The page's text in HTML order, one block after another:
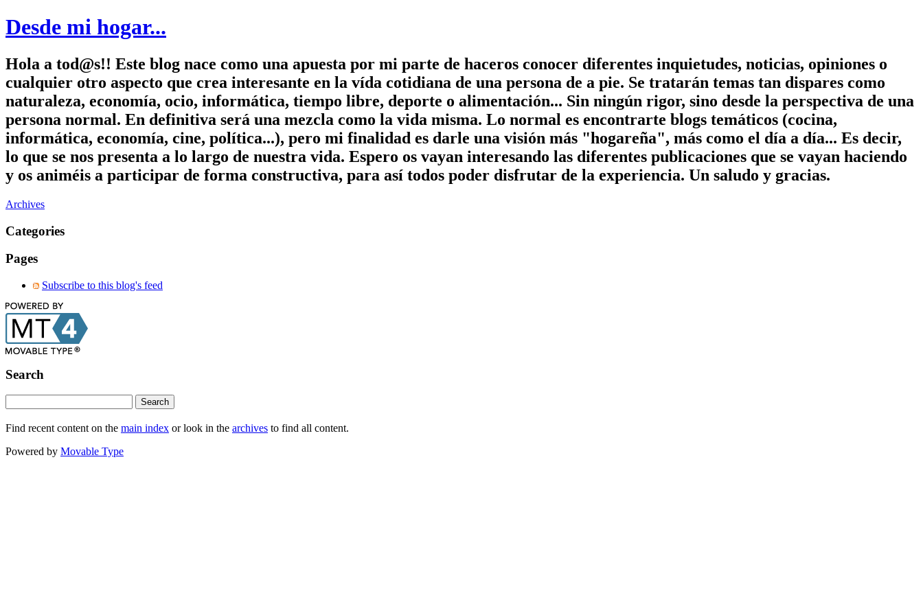
Desde mi hogar...
Hola a tod@s!! Este blog nace como una apuesta por mi parte de haceros conocer diferentes inquietudes, noticias, opiniones o
cualquier otro aspecto que crea interesante en la vída cotidiana de una persona de a pie. Se tratarán temas tan dispares como
naturaleza, economía, ocio, informática, tiempo libre, deporte o alimentación... Sin ningún rigor, sino desde la perspectiva de una
persona normal. En definitiva será una mezcla como la vida misma. Lo normal es encontrarte blogs temáticos (cocina,
informática, economía, cine, política...), pero mi finalidad es darle una visión más "hogareña", más como el día a día... Es decir,
lo que se nos presenta a lo largo de nuestra vida. Espero os vayan interesando las diferentes publicaciones que se vayan haciendo
y os animéis a participar de forma constructiva, para así todos poder disfrutar de la experiencia. Un saludo y gracias.
Archives
Categories
Pages
Subscribe to this blog's feed
Search
Find recent content on the main index or look in the archives to find all content.
Powered by Movable Type